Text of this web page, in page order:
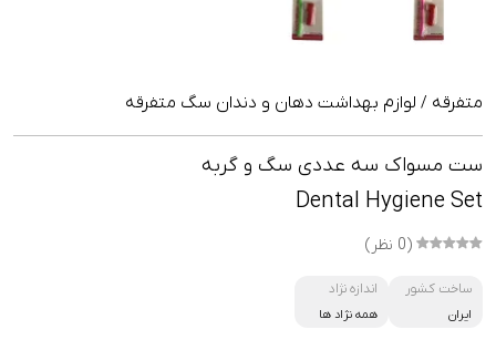
متفرقه / لوازم بهداشت دهان و دندان سگ متفرقه
ست مسواک سه عددی سگ و گربه
Dental Hygiene Set
(0 نظر)
ساخت کشور
ایران
اندازه نژاد
همه نژاد ها